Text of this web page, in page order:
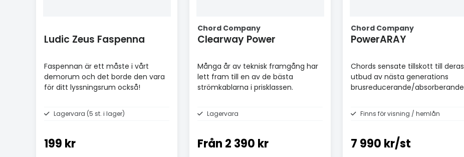
Ludic Zeus Faspenna
Faspennan är ett måste i vårt
demorum och det borde den vara
för ditt lyssningsrum också!
Lagervara (5 st. i lager)
199 kr
Chord Company
Clearway Power
Många år av teknisk framgång har
lett fram till en av de bästa
strömkablarna i prisklassen.
Lagervara
Från 2 390 kr
Chord Company
PowerARAY
Chords sensate tillskott till deras
utbud av nästa generations
brusreducerande/absorberande
Finns för visning / hemlån
7 990 kr/st